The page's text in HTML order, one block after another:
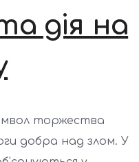
дія на
торжества
добра над злом. У